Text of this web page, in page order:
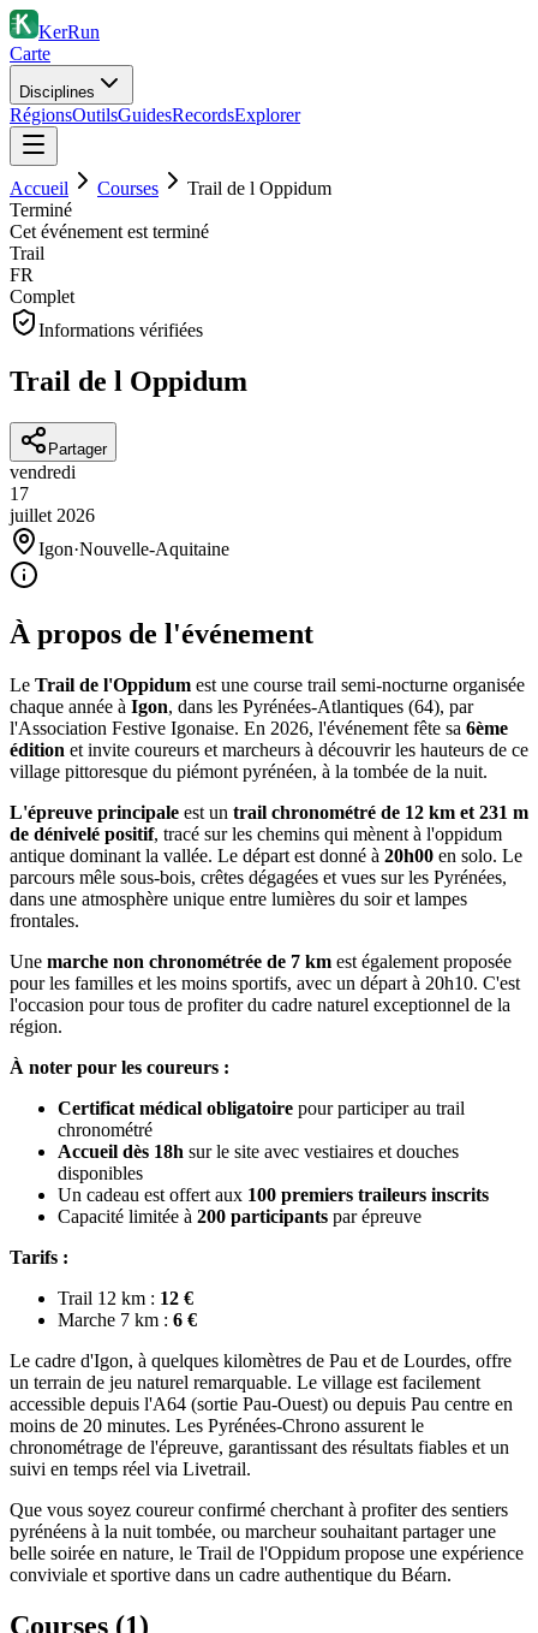
KerRun
Carte
Disciplines
RégionsOutilsGuidesRecordsExplorer
Accueil Courses
Trail de l Oppidum
Terminé
Cet événement est terminé
Trail
FR
Complet
Informations vérifiées
Trail de l Oppidum
Partager
vendredi
17
juillet 2026
Igon·Nouvelle-Aquitaine
À propos de l'événement
Le Trail de l'Oppidum est une course trail semi-nocturne organisée
chaque année à Igon, dans les Pyrénées-Atlantiques (64), par
l'Association Festive Igonaise. En 2026, l'événement fête sa 6ème
édition et invite coureurs et marcheurs à découvrir les hauteurs de ce
village pittoresque du piémont pyrénéen, à la tombée de la nuit.
L'épreuve principale est un trail chronométré de 12 km et 231 m
de dénivelé positif, tracé sur les chemins qui mènent à l'oppidum
antique dominant la vallée. Le départ est donné à 20h00 en solo. Le
parcours mêle sous-bois, crêtes dégagées et vues sur les Pyrénées,
dans une atmosphère unique entre lumières du soir et lampes
frontales.
Une marche non chronométrée de 7 km est également proposée
pour les familles et les moins sportifs, avec un départ à 20h10. C'est
l'occasion pour tous de profiter du cadre naturel exceptionnel de la
région.
À noter pour les coureurs :
Certificat médical obligatoire pour participer au trail
chronométré
Accueil dès 18h sur le site avec vestiaires et douches
disponibles
Un cadeau est offert aux 100 premiers traileurs inscrits
Capacité limitée à 200 participants par épreuve
Tarifs :
Trail 12 km : 12 €
Marche 7 km : 6 €
Le cadre d'Igon, à quelques kilomètres de Pau et de Lourdes, offre
un terrain de jeu naturel remarquable. Le village est facilement
accessible depuis l'A64 (sortie Pau-Ouest) ou depuis Pau centre en
moins de 20 minutes. Les Pyrénées-Chrono assurent le
chronométrage de l'épreuve, garantissant des résultats fiables et un
suivi en temps réel via Livetrail.
Que vous soyez coureur confirmé cherchant à profiter des sentiers
pyrénéens à la nuit tombée, ou marcheur souhaitant partager une
belle soirée en nature, le Trail de l'Oppidum propose une expérience
conviviale et sportive dans un cadre authentique du Béarn.
Courses (1)